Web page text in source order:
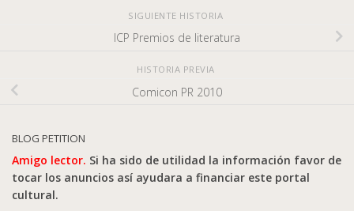
SIGUIENTE HISTORIA
ICP Premios de literatura
HISTORIA PREVIA
Comicon PR 2010
BLOG PETITION
Amigo lector. Si ha sido de utilidad la información favor de
tocar los anuncios así ayudara a financiar este portal
cultural.